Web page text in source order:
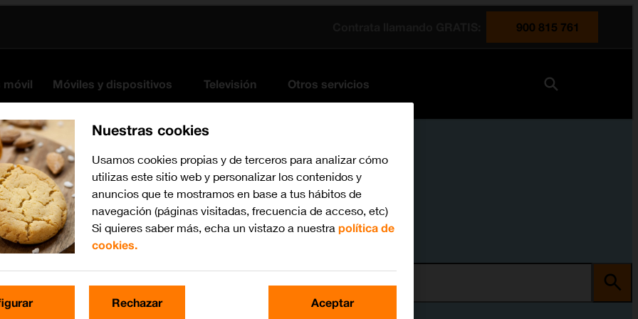
900 815 761
móvil Móviles y dispositivos Televisión Otros servicios
Nuestras cookies
Usamos cookies propias y de terceros para analizar cómo
utilizas este sitio web y personalizar los contenidos y
anuncios que te mostramos en base a tus hábitos de
navegación (páginas visitadas, frecuencia de acceso, etc)
Si quieres saber más, echa un vistazo a nuestra política de
cookies.
Rechazar Aceptar